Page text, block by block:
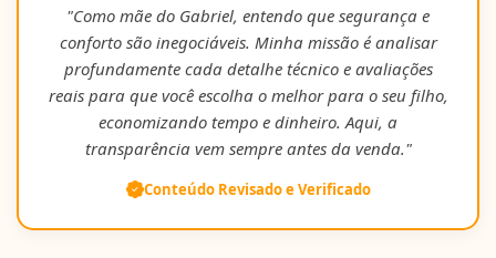
"Como mãe do Gabriel, entendo que segurança e
conforto são inegociáveis. Minha missão é analisar
profundamente cada detalhe técnico e avaliações
reais para que você escolha o melhor para o seu filho,
economizando tempo e dinheiro. Aqui, a
transparência vem sempre antes da venda."
Conteúdo Revisado e Verificado